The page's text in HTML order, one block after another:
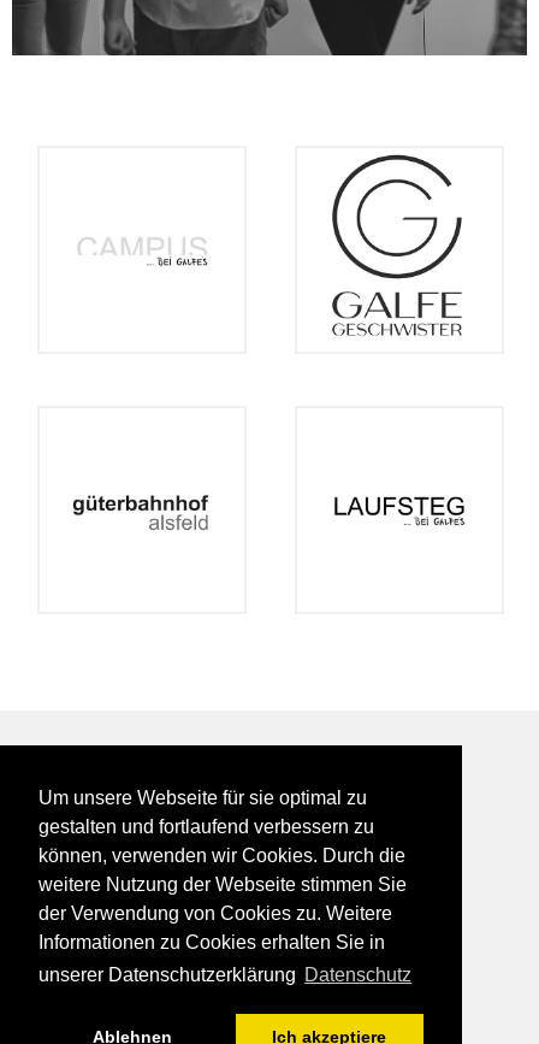
Um unsere Webseite für sie optimal zu
gestalten und fortlaufend verbessern zu
können, verwenden wir Cookies. Durch die
weitere Nutzung der Webseite stimmen Sie
der Verwendung von Cookies zu. Weitere
Informationen zu Cookies erhalten Sie in
unserer Datenschutzerklärung Datenschutz
Ablehnen Ich akzeptiere
BEI GALFES - hier wird man getroffen
impressum
datenschutz
disclaimer